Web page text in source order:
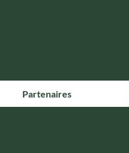
Partenaires